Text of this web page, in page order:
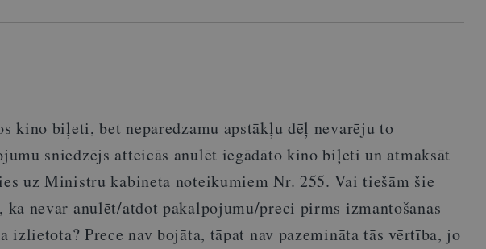
kino biļeti, bet neparedzamu apstākļu dēļ nevarēju to
sniedzējs atteicās anulēt iegādāto kino biļeti un atmaksāt
uz Ministru kabineta noteikumiem Nr. 255. Vai tiešām šie
ka nevar anulēt/atdot pakalpojumu/preci pirms izmantošanas
izlietota? Prece nav bojāta, tāpat nav pazemināta tās vērtība, jo